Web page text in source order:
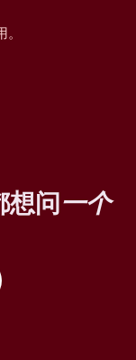
想问一个